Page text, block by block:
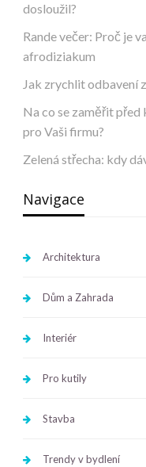
dosloužil?
Rande večer: Proč je
afrodiziakum
Jak zrychlit odbavení
Na co se zaměřit
pro Vaši firmu?
Zelená střecha: kdy
Navigace
Architektura
Dům a Zahrada
Interiér
Pro kutily
Stavba
Trendy v bydlení